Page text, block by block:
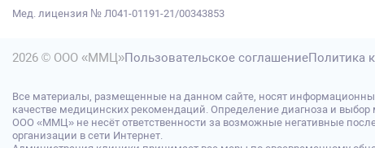
Мед. лицензия № Л041-01191-21/00343853
2026 © ООО «ММЦ»Пользовательское соглашениеПолитика
Все материалы, размещенные на данном сайте, носят
качестве медицинских рекомендаций. Определение диагноза и
ООО «ММЦ» не несёт ответственности за возможные негативные
организации в сети Интернет.